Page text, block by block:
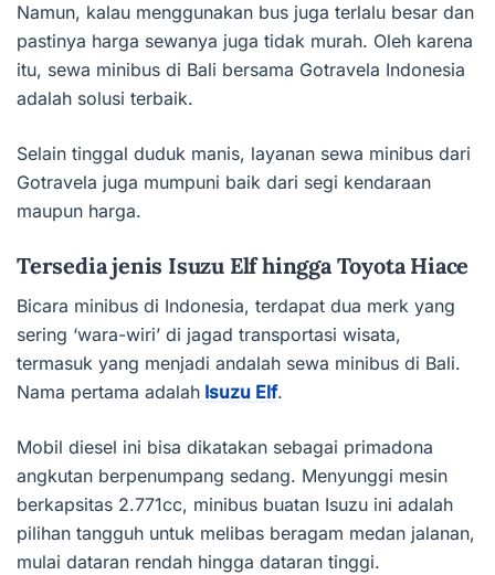
Namun, kalau menggunakan bus juga terlalu besar dan
pastinya harga sewanya juga tidak murah. Oleh karena
itu, sewa minibus di Bali bersama Gotravela Indonesia
adalah solusi terbaik.
Selain tinggal duduk manis, layanan sewa minibus dari
Gotravela juga mumpuni baik dari segi kendaraan
maupun harga.
Tersedia jenis Isuzu Elf hingga Toyota Hiace
Bicara minibus di Indonesia, terdapat dua merk yang
sering ‘wara-wiri’ di jagad transportasi wisata,
termasuk yang menjadi andalah sewa minibus di Bali.
Nama pertama adalah Isuzu Elf.
Mobil diesel ini bisa dikatakan sebagai primadona
angkutan berpenumpang sedang. Menyunggi mesin
berkapsitas 2.771cc, minibus buatan Isuzu ini adalah
pilihan tangguh untuk melibas beragam medan jalanan,
mulai dataran rendah hingga dataran tinggi.